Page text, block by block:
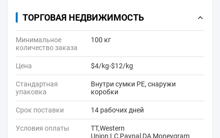
ТОРГОВАЯ НЕДВИЖИМОСТЬ
Минимальное
количество заказа
100 кг
Цена $4/kg-$12/kg
Стандартная
упаковка
Внутри сумки PE, снаружи
коробки
Срок поставки 14 рабочих дней
Условия оплаты
TT,Western
Union,LC,Paypal,DA,Moneygram